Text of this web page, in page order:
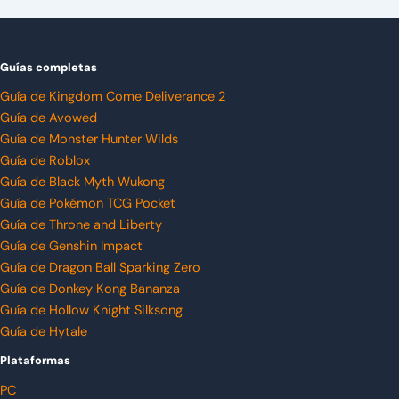
Guías completas
Guía de Kingdom Come Deliverance 2
Guía de Avowed
Guía de Monster Hunter Wilds
Guía de Roblox
Guía de Black Myth Wukong
Guía de Pokémon TCG Pocket
Guía de Throne and Liberty
Guía de Genshin Impact
Guía de Dragon Ball Sparking Zero
Guía de Donkey Kong Bananza
Guía de Hollow Knight Silksong
Guía de Hytale
Plataformas
PC